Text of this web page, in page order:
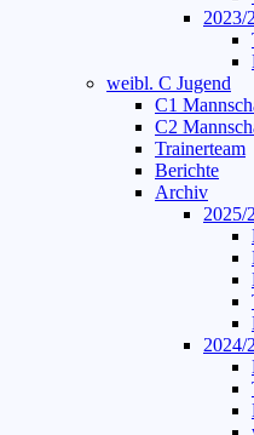
2023/
weibl. C Jugend
C1
C2
Trainerteam
Berichte
Archiv
2025/
2024/